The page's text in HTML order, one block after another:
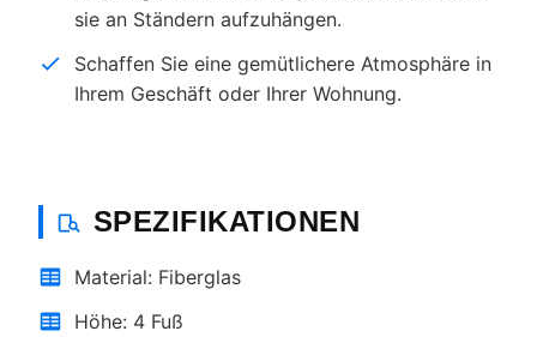
sie an Ständern aufzuhängen.
Schaffen Sie eine gemütlichere Atmosphäre in
Ihrem Geschäft oder Ihrer Wohnung.
SPEZIFIKATIONEN
Material: Fiberglas
Höhe: 4 Fuß